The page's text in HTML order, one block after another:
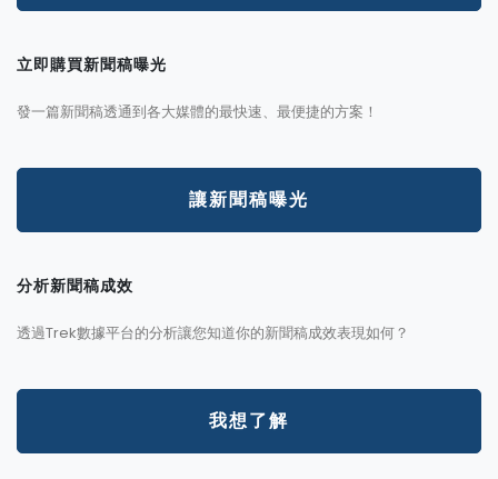
立即購買新聞稿曝光
發一篇新聞稿透通到各大媒體的最快速、最便捷的方案！
讓新聞稿曝光
分析新聞稿成效
透過Trek數據平台的分析讓您知道你的新聞稿成效表現如何？
我想了解